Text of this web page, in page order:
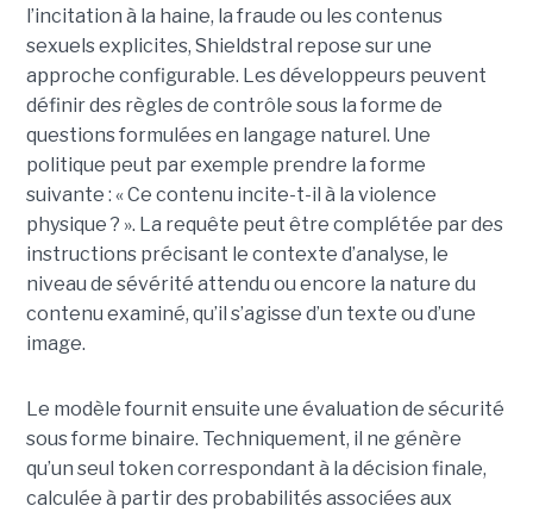
l’incitation à la haine, la fraude ou les contenus
sexuels explicites, Shieldstral repose sur une
approche configurable. Les développeurs peuvent
définir des règles de contrôle sous la forme de
questions formulées en langage naturel. Une
politique peut par exemple prendre la forme
suivante : « Ce contenu incite-t-il à la violence
physique ? ». La requête peut être complétée par des
instructions précisant le contexte d’analyse, le
niveau de sévérité attendu ou encore la nature du
contenu examiné, qu’il s’agisse d’un texte ou d’une
image.
Le modèle fournit ensuite une évaluation de sécurité
sous forme binaire. Techniquement, il ne génère
qu’un seul token correspondant à la décision finale,
calculée à partir des probabilités associées aux